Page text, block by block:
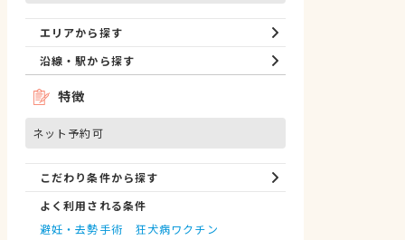
エリアから探す
沿線・駅から探す
特徴
ネット予約可
こだわり条件から探す
よく利用される条件
避妊・去勢手術
狂犬病ワクチン